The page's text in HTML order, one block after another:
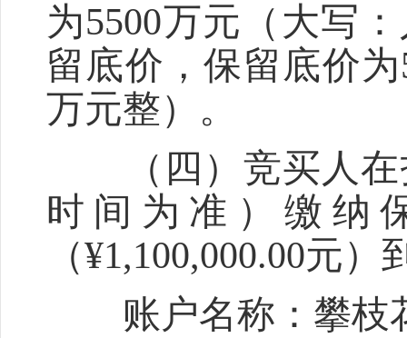
为5500万元（大写
留底价，保留底价
万元整）。
（四）竞买人在
时间为准）缴纳
（¥1,100,000.00元
账户名称：攀枝